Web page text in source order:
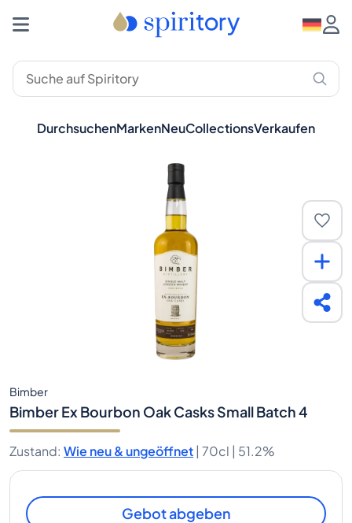
DurchsuchenMarkenNeuCollectionsVerkaufen
Bimber
Bimber Ex Bourbon Oak Casks Small Batch 4
Zustand: Wie neu & ungeöffnet | 70cl | 51.2%
Gebot abgeben